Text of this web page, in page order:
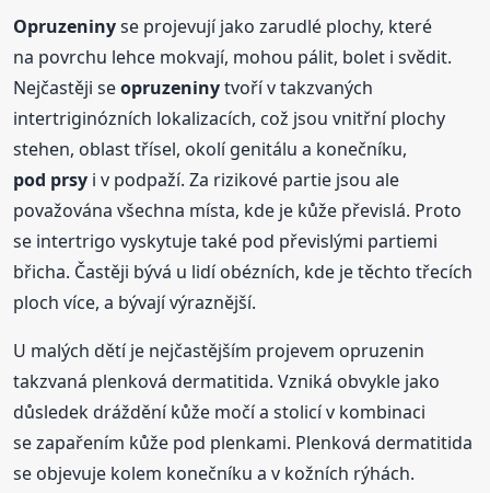
Opruzeninyse projevují jako zarudlé plochy, které
na povrchu lehce mokvají, mohou pálit, bolet i svědit.
Nejčastěji seopruzeninytvoří v takzvaných
intertriginózních lokalizacích, což jsou vnitřní plochy
stehen, oblast třísel, okolí genitálu a konečníku,
pod prsy i v podpaží. Za rizikové partie jsou ale
považována všechna místa, kde je kůže převislá. Proto
se intertrigo vyskytuje také pod převislými partiemi
břicha. Častěji bývá u lidí obézních, kde je těchto třecích
ploch více, a bývají výraznější.
U malých dětí je nejčastějším projevem opruzenin
takzvaná plenková dermatitida. Vzniká obvykle jako
důsledek dráždění kůže močí a stolicí v kombinaci
se zapařením kůže pod plenkami. Plenková dermatitida
se objevuje kolem konečníku a v kožních rýhách.